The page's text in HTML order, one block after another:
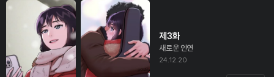
제3화
새로운 인연
24.12.20